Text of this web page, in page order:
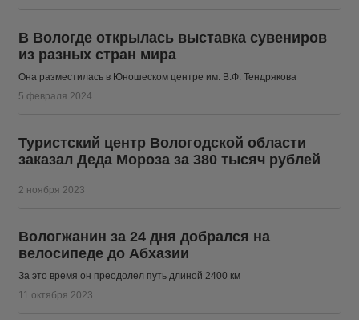
В Вологде открылась выставка сувениров
из разных стран мира
Она разместилась в Юношеском центре им. В.Ф. Тендрякова
5 февраля 2024
Туристский центр Вологодской области
заказал Деда Мороза за 380 тысяч рублей
2 ноября 2023
Вологжанин за 24 дня добрался на
велосипеде до Абхазии
За это время он преодолел путь длиной 2400 км
11 октября 2023